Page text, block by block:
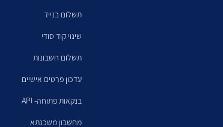
תשלום בנייד
שינוי קוד סודי
תשלום חשבונות
עדכון פרטים אישיים
בנקאות פתוחה- API
מחשבון משכנתא